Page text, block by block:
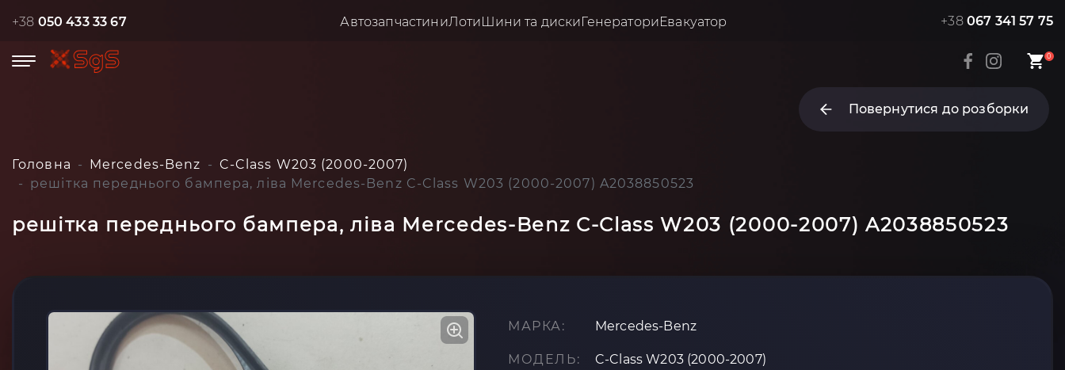
+38 050 433 33 67 АвтозапчастиниЛотиШини та дискиГенераториЕвакуатор +38 067 341 57 75
0
Повернутися до розборки
Головна Mercedes-Benz
C-Class W203 (2000-2007)
решітка переднього бампера, ліва Mercedes-Benz C-Class W203 (2000-2007) A2038850523
решітка переднього бампера, ліва Mercedes-Benz C-Class W203 (2000-2007) A2038850523
МАРКА: Mercedes-Benz
МОДЕЛЬ: C-Class W203 (2000-2007)